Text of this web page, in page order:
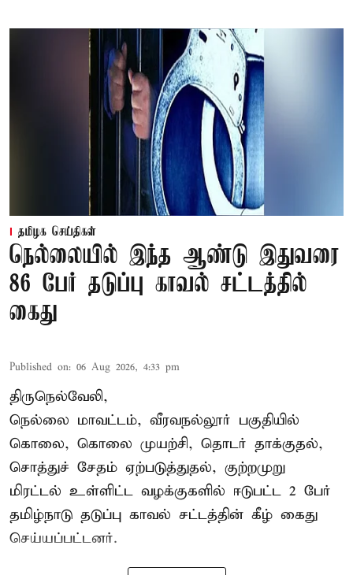
தமிழக செய்திகள்
நெல்லையில் இந்த ஆண்டு இதுவரை
86 பேர் தடுப்பு காவல் சட்டத்தில்
கைது
Published on: 06 Aug 2026, 4:33 pm
திருநெல்வேலி,
நெல்லை மாவட்டம், வீரவநல்லூர் பகுதியில்
கொலை, கொலை முயற்சி, தொடர் தாக்குதல்,
சொத்துச் சேதம் ஏற்படுத்துதல், குற்றமுறு
மிரட்டல் உள்ளிட்ட வழக்குகளில் ஈடுபட்ட 2 பேர்
தமிழ்நாடு தடுப்பு காவல் சட்டத்தின் கீழ் கைது
செய்யப்பட்டனர்.